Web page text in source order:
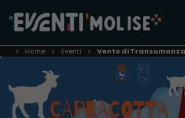
Home Eventi Vento di Transumanza